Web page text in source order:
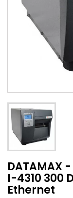
DATAMAX -
I-4310 300
Ethernet